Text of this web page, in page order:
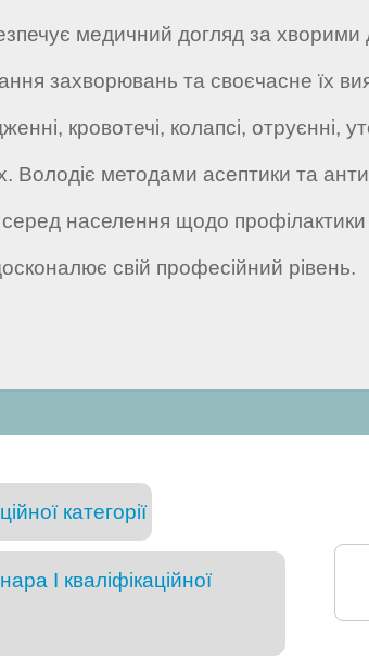
медичний догляд за
захворювань та своєчасне їх
кровотечі, колапсі, отруєнні,
Володіє методами асептики та
населення щодо
свій професійний рівень.
категорії
I кваліфікаційної